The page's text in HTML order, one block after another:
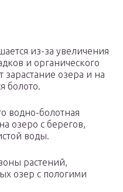
из-за увеличения
и органического
зарастание озера и на
болото.
водно-болотная
озеро с берегов,
воды.
растений,
озер с пологими